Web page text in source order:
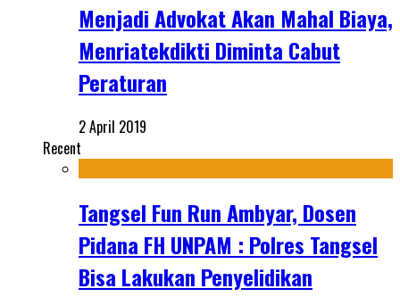
Menjadi Advokat Akan Mahal Biaya,
Menriatekdikti Diminta Cabut
Peraturan
2 April 2019
Recent
Tangsel Fun Run Ambyar, Dosen
Pidana FH UNPAM : Polres Tangsel
Bisa Lakukan Penyelidikan